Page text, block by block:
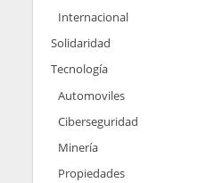
Internacional
Solidaridad
Tecnología
Automoviles
Ciberseguridad
Minería
Propiedades